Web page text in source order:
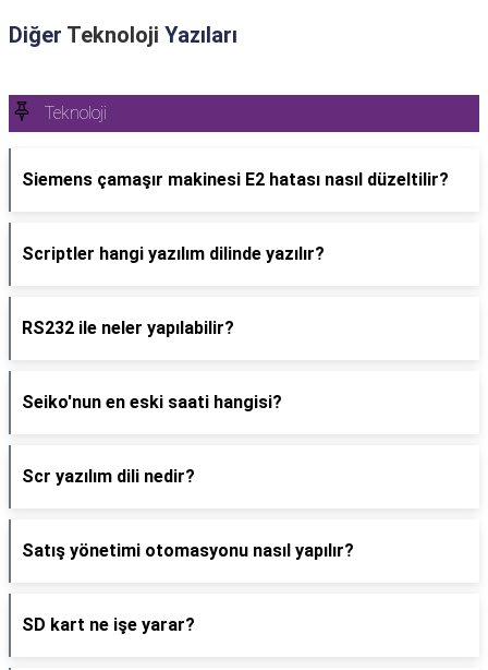
Diğer Teknoloji Yazıları
Teknoloji
Siemens çamaşır makinesi E2 hatası nasıl düzeltilir?
Scriptler hangi yazılım dilinde yazılır?
RS232 ile neler yapılabilir?
Seiko'nun en eski saati hangisi?
Scr yazılım dili nedir?
Satış yönetimi otomasyonu nasıl yapılır?
SD kart ne işe yarar?